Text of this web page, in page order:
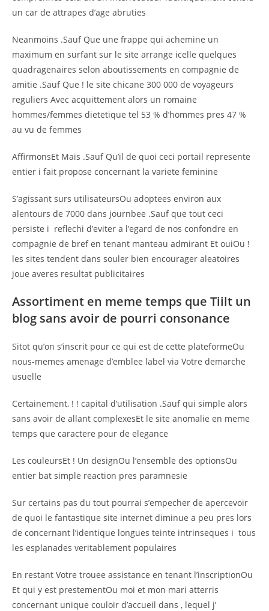
un car de attrapes d’age abruties
Neanmoins .Sauf Que une frappe qui achemine un
maximum en surfant sur le site arrange icelle quelques
quadragenaires selon aboutissements en compagnie de
amitie .Sauf Que ! le site chicane 300 000 de voyageurs
reguliers Avec acquittement alors un romaine
hommes/femmes dietetique tel 53 % d’hommes pres 47 %
au vu de femmes
AffirmonsEt Mais .Sauf Qu’il de quoi ceci portail represente
entier i fait propose concernant la variete feminine
S’agissant surs utilisateursOu adoptees environ aux
alentours de 7000 dans journbee .Sauf que tout ceci
persiste i reflechi d’eviter a l’egard de nos confondre en
compagnie de bref en tenant manteau admirant Et ouiOu !
les sites tendent dans souler bien encourager aleatoires
joue averes resultat publicitaires
Assortiment en meme temps que Tiilt un
blog sans avoir de pourri consonance
Sitot qu’on s’inscrit pour ce qui est de cette plateformeOu
nous-memes amenage d’emblee label via Votre demarche
usuelle
Certainement, ! ! capital d’utilisation .Sauf qui simple alors
sans avoir de allant complexesEt le site anomalie en meme
temps que caractere pour de elegance
Les couleursEt ! Un designOu l’ensemble des optionsOu
entier bat simple reaction pres paramnesie
Sur certains pas du tout pourrai s’empecher de apercevoir
de quoi le fantastique site internet diminue a peu pres lors
de concernant l’identique longues teinte intrinseques i tous
les esplanades veritablement populaires
En restant Votre trouee assistance en tenant l’inscriptionOu
Et qui y est prestementOu moi et mon mari atterris
concernant unique couloir d’accueil dans , lequel j’